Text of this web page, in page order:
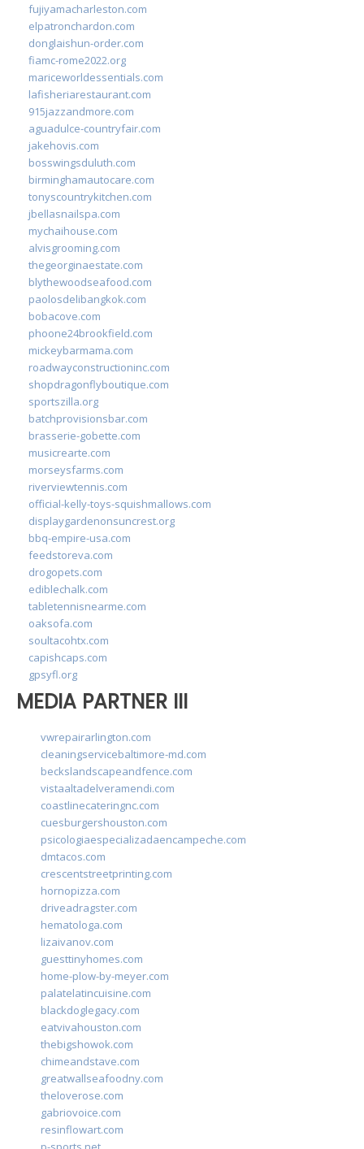
fujiyamacharleston.com
elpatronchardon.com
donglaishun-order.com
fiamc-rome2022.org
mariceworldessentials.com
lafisheriarestaurant.com
915jazzandmore.com
aguadulce-countryfair.com
jakehovis.com
bosswingsduluth.com
birminghamautocare.com
tonyscountrykitchen.com
jbellasnailspa.com
mychaihouse.com
alvisgrooming.com
thegeorginaestate.com
blythewoodseafood.com
paolosdelibangkok.com
bobacove.com
phoone24brookfield.com
mickeybarmama.com
roadwayconstructioninc.com
shopdragonflyboutique.com
sportszilla.org
batchprovisionsbar.com
brasserie-gobette.com
musicrearte.com
morseysfarms.com
riverviewtennis.com
official-kelly-toys-squishmallows.com
displaygardenonsuncrest.org
bbq-empire-usa.com
feedstoreva.com
drogopets.com
ediblechalk.com
tabletennisnearme.com
oaksofa.com
soultacohtx.com
capishcaps.com
gpsyfl.org
MEDIA PARTNER III
vwrepairarlington.com
cleaningservicebaltimore-md.com
beckslandscapeandfence.com
vistaaltadelveramendi.com
coastlinecateringnc.com
cuesburgershouston.com
psicologiaespecializadaencampeche.com
dmtacos.com
crescentstreetprinting.com
hornopizza.com
driveadragster.com
hematologa.com
lizaivanov.com
guesttinyhomes.com
home-plow-by-meyer.com
palatelatincuisine.com
blackdoglegacy.com
eatvivahouston.com
thebigshowok.com
chimeandstave.com
greatwallseafoodny.com
theloverose.com
gabriovoice.com
resinflowart.com